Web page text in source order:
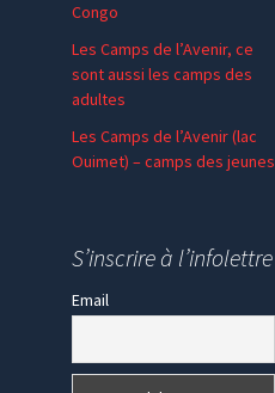
Congo
Les Camps de l’Avenir, ce
sont aussi les camps des
adultes
Les Camps de l’Avenir (lac
Ouimet) – camps des jeunes
S’inscrire à l’infolettre
Email